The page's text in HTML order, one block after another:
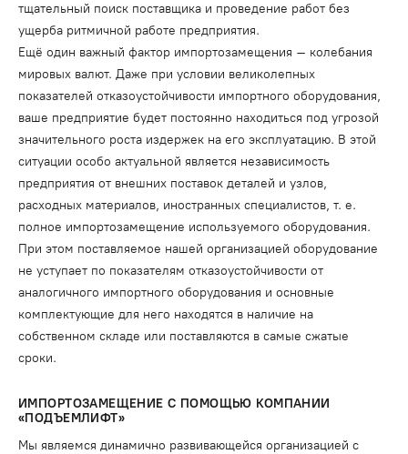
тщательный поиск поставщика и проведение работ без
ущерба ритмичной работе предприятия.
Ещё один важный фактор импортозамещения – колебания
мировых валют. Даже при условии великолепных
показателей отказоустойчивости импортного оборудования,
ваше предприятие будет постоянно находиться под угрозой
значительного роста издержек на его эксплуатацию. В этой
ситуации особо актуальной является независимость
предприятия от внешних поставок деталей и узлов,
расходных материалов, иностранных специалистов, т. е.
полное импортозамещение используемого оборудования.
При этом поставляемое нашей организацией оборудование
не уступает по показателям отказоустойчивости от
аналогичного импортного оборудования и основные
комплектующие для него находятся в наличие на
собственном складе или поставляются в самые сжатые
сроки.
ИМПОРТОЗАМЕЩЕНИЕ С ПОМОЩЬЮ КОМПАНИИ
«ПОДЪЕМЛИФТ»
Мы являемся динамично развивающейся организацией с